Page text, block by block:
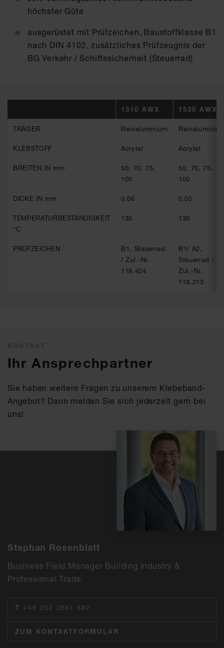
höchster Güte
ausgerüstet mit Prüfzeichen, Baustoffklasse B1
nach DIN 4102, zusätzliches Prüfzeugnis der
BG Verkehr / Schiffssicherheit (Steuerrad)
1510 AWX 1530 AWX
TRÄGER Reinaluminium
KLEBSTOFF Acrylat Acrylat
BREITEN IN mm
50, 70, 75,
100
50, 70, 75,
100
DICKE IN mm 0.06 0.05
TEMPERATURBESTÄNDIGKEIT
°C
130 130
PRÜFZEICHEN
B1, Steuerrad
/ Zul.-Nr.
118.424
B1/ A2,
Steuerrad /
Zul.-Nr.
118.213
Ihr Ansprechpartner
Sie haben weitere Fragen zu unserem Klebeband-
Angebot? Dann melden Sie sich jederzeit gern bei
uns!
Stephan Rosenblatt
Business Field Manager Building Industry &
Professional Trade
T +49 202 2681 382
ZUM KONTAKTFORMULAR